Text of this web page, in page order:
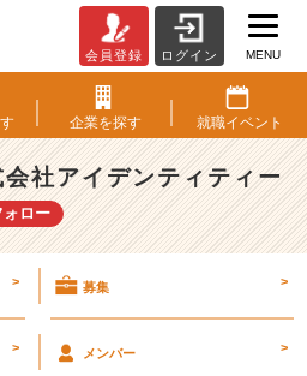
会員登録 ログイン MENU
企業を探す 就職イベント
会社アイデンティティー
ォロー
> 募集 >
> メンバー >